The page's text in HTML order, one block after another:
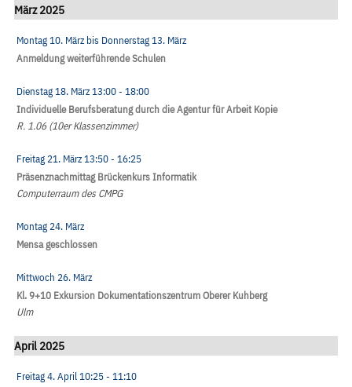
März 2025
Montag 10. März bis Donnerstag 13. März
Anmeldung weiterführende Schulen
Dienstag 18. März13:00- 18:00
Individuelle Berufsberatung durch die Agentur für Arbeit Kopie
R. 1.06 (10er Klassenzimmer)
Freitag 21. März13:50- 16:25
Präsenznachmittag Brückenkurs Informatik
Computerraum des CMPG
Montag 24. März
Mensa geschlossen
Mittwoch 26. März
Kl. 9+10 Exkursion Dokumentationszentrum Oberer Kuhberg
Ulm
April 2025
Freitag 4. April10:25- 11:10